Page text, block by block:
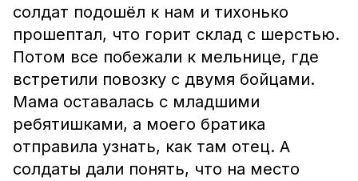
солдат подошёл к нам и тихонько
прошептал, что горит склад с шерстью.
Потом все побежали к мельнице, где
встретили повозку с двумя бойцами.
Мама оставалась с младшими
ребятишками, а моего братика
отправила узнать, как там отец. А
солдаты дали понять, что на место